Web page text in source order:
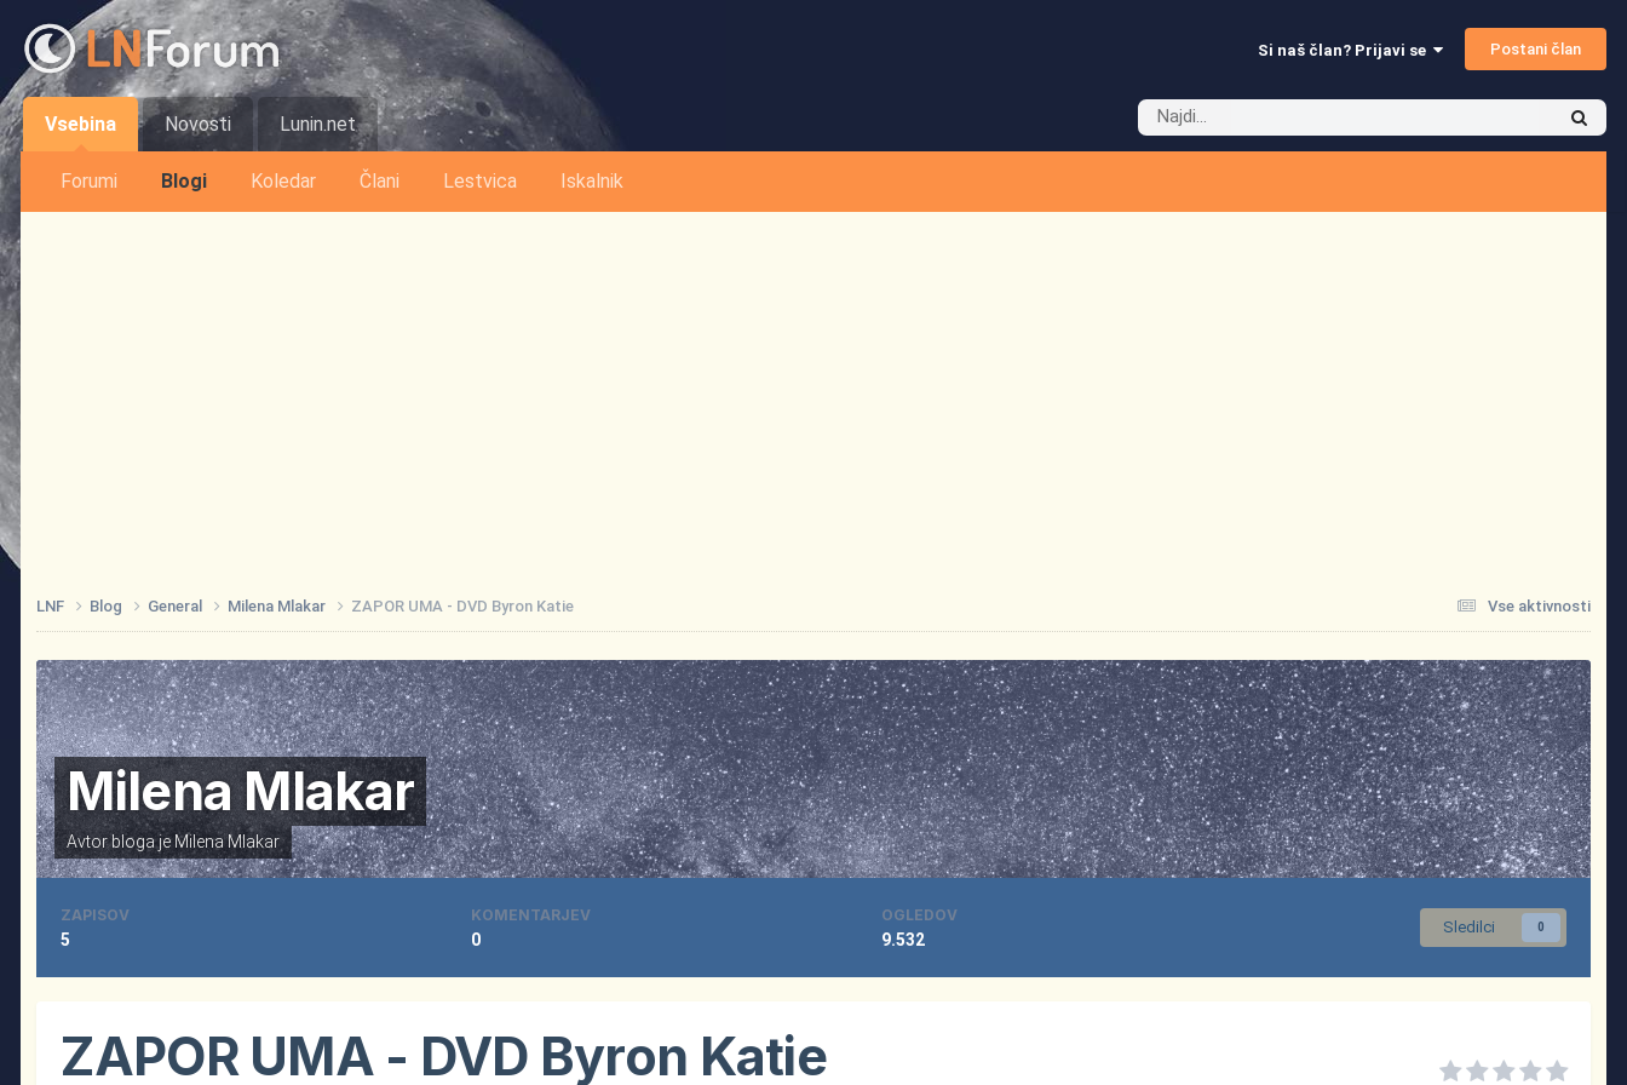
Si naš član? Prijavi se Postani član
Vsebina
Forumi Blogi Koledar Člani Lestvica Iskalnik
Novosti Lunin.net
Vse aktivnosti
LNF Blog General Milena Mlakar ZAPOR UMA - DVD Byron Katie
Milena Mlakar
Avtor bloga je Milena Mlakar
Sledilci 0
ZAPISOV
5
KOMENTARJEV
0
OGLEDOV
9.532
ZAPOR UMA - DVD Byron Katie